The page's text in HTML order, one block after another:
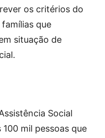
os critérios do
que
situação de
Social
mil pessoas que